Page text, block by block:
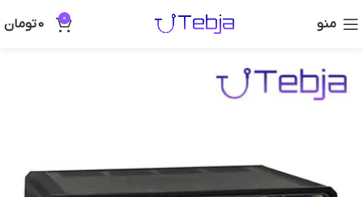
منو 0
0تومان